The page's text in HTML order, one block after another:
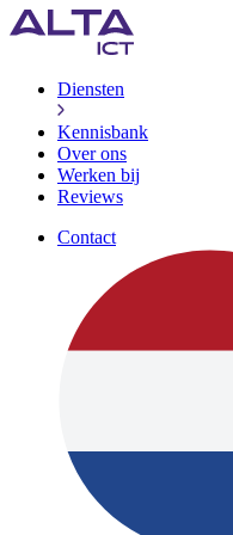
Diensten
Kennisbank
Over ons
Werken bij
Reviews
Contact